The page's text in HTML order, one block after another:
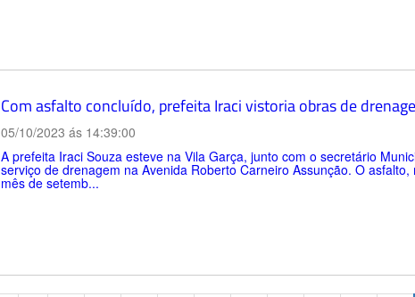
Com asfalto concluído, prefeita Iraci vistoria obras de
05/10/2023 ás 14:39:00
A prefeita Iraci Souza esteve na Vila Garça, junto com o secretário
serviço de drenagem na Avenida Roberto Carneiro Assunção. O
mês de setemb...